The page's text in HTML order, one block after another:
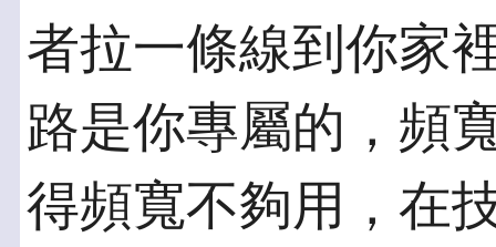
者拉一條線到你家
路是你專屬的，頻
得頻寬不夠用，在